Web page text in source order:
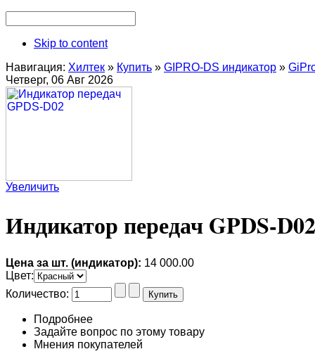
Skip to content
Навигация: Хилтек » Купить » GIPRO-DS индикатор »
Четверг, 06 Авг 2026
Увеличить
Индикатор передач GPDS-D02
Цена за шт. (индикатор): 14 000.00
Цвет:
Количество:
Подробнее
Задайте вопрос по этому товару
Мнения покупателей